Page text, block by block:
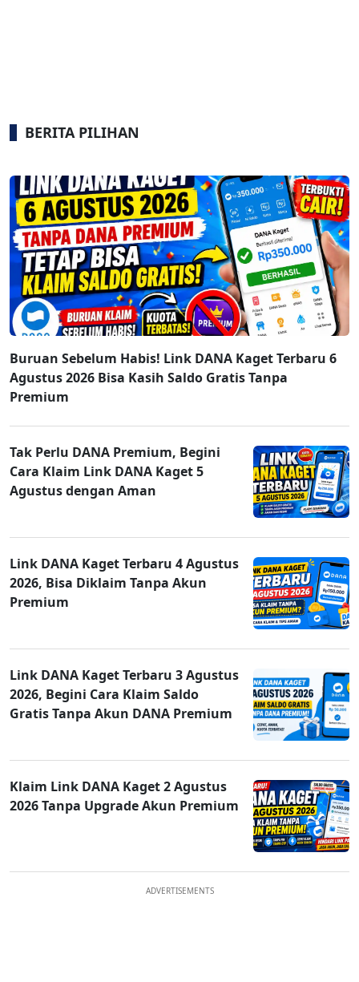
BERITA PILIHAN
Buruan Sebelum Habis! Link DANA Kaget Terbaru 6
Agustus 2026 Bisa Kasih Saldo Gratis Tanpa
Premium
Tak Perlu DANA Premium, Begini
Cara Klaim Link DANA Kaget 5
Agustus dengan Aman
Link DANA Kaget Terbaru 4 Agustus
2026, Bisa Diklaim Tanpa Akun
Premium
Link DANA Kaget Terbaru 3 Agustus
2026, Begini Cara Klaim Saldo
Gratis Tanpa Akun DANA Premium
Klaim Link DANA Kaget 2 Agustus
2026 Tanpa Upgrade Akun Premium
ADVERTISEMENTS